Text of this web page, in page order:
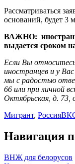
Рассматриваться
оснований, будет 3
ВАЖНО:
выдается сроком
Если Вы
иностранцев и у
мы с радостью
66 или при личной
Октябрьская, д. 73,
Мигрант, Россия
Навигация
ВНЖ для белорусов